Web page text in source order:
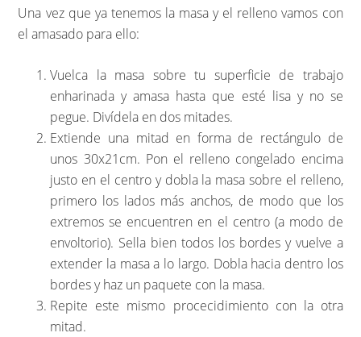
Una vez que ya tenemos la masa y el relleno vamos con
el amasado para ello:
Vuelca la masa sobre tu superficie de trabajo
enharinada y amasa hasta que esté lisa y no se
pegue. Divídela en dos mitades.
Extiende una mitad en forma de rectángulo de
unos 30x21cm. Pon el relleno congelado encima
justo en el centro y dobla la masa sobre el relleno,
primero los lados más anchos, de modo que los
extremos se encuentren en el centro (a modo de
envoltorio). Sella bien todos los bordes y vuelve a
extender la masa a lo largo. Dobla hacia dentro los
bordes y haz un paquete con la masa.
Repite este mismo procecidimiento con la otra
mitad.